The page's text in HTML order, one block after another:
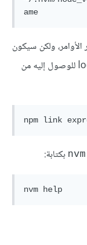
ame
ولكن سيكون
عليك ربط الحزمة من مجالك المحلي local sphere للوصول إليه من
npm link
nvm بكتابة:
nvm help